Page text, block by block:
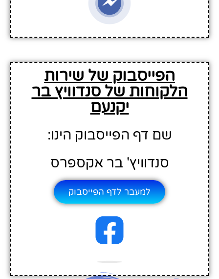
הפייסבוק של שירות
הלקוחות של סנדוויץ בר
יקנעם
שם דף הפייסבוק הינו:
סנדוויץ' בר אקספרס
למעבר לדף הפייסבוק